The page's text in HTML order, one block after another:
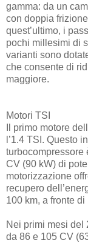
gamma: da un
con doppia
quest’ultimo, i
pochi millesimi di
varianti sono
che consente di
maggiore.
Motori TSI
Il primo motore
l’1.4 TSI. Questo
turbocompressore
CV (90 kW) di
motorizzazione
recupero
100 km, a fronte
Nei primi mesi del
da 86 e 105 CV